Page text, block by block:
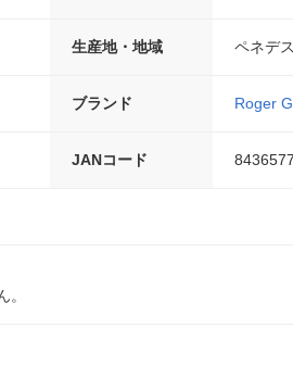
生産地・地域 ペネデス
ブランド Roger
JANコード